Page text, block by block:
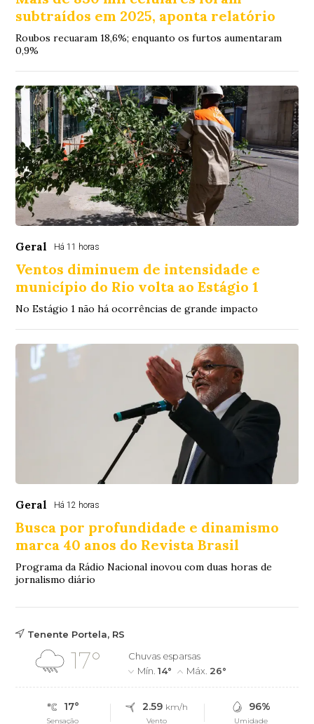
subtraídos em 2025, aponta relatório
Roubos recuaram 18,6%; enquanto os furtos aumentaram
0,9%
Geral Há 11 horas
Ventos diminuem de intensidade e
município do Rio volta ao Estágio 1
No Estágio 1 não há ocorrências de grande impacto
Geral Há 12 horas
Busca por profundidade e dinamismo
marca 40 anos do Revista Brasil
Programa da Rádio Nacional inovou com duas horas de
jornalismo diário
Tenente Portela, RS
17°
Chuvas esparsas
Mín.14° Máx. 26°
17°
Sensação
2.59 km/h
Vento
96%
Umidade